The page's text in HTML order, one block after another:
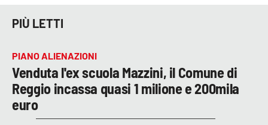
PIÙ LETTI
PIANO ALIENAZIONI
Venduta l'ex scuola Mazzini, il Comune di
Reggio incassa quasi 1 milione e 200mila
euro